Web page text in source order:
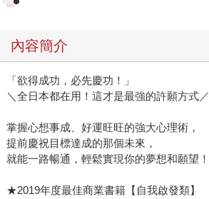
內容簡介
「欲得成功，必先慶功！」
＼全日本都在用！這才是最強的許願方式／
掌握心想事成、好運旺旺的強大心理術，
提前慶祝目標達成的那個未來，
就能一路暢通，輕鬆實現你的夢想和願望！
★2019年度最佳商業書籍【自我啟發類】